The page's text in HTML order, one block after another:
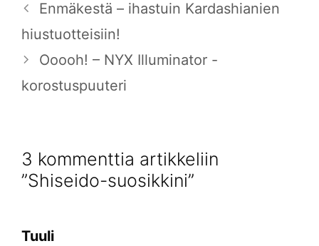
Enmäkestä – ihastuin Kardashianien
hiustuotteisiin!
Ooooh! – NYX Illuminator -
korostuspuuteri
3 kommenttia artikkeliin
”Shiseido-suosikkini”
Tuuli